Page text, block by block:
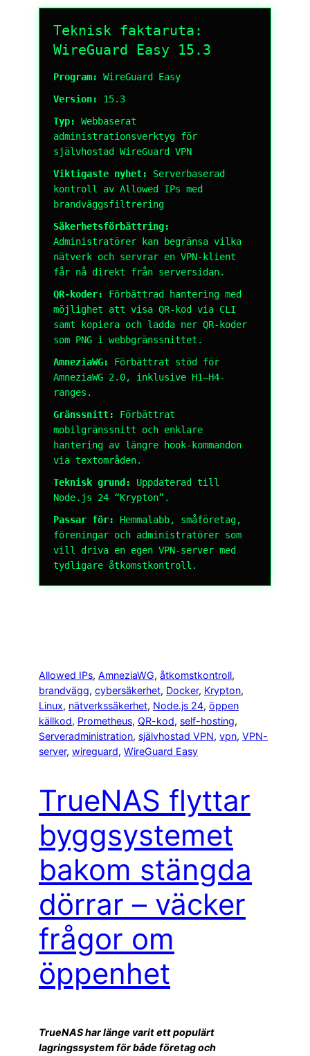
Teknisk faktaruta:
WireGuard Easy 15.3
Program:
WireGuard Easy
Version:
15.3
Typ:
Webbaserat
administrationsverktyg för
självhostad WireGuard VPN
Viktigaste nyhet:
Serverbaserad
kontroll av Allowed IPs med
brandväggsfiltrering
Säkerhetsförbättring:
Administratörer kan begränsa vilka
nätverk och servrar en VPN-klient
får nå direkt från serversidan.
QR-koder:
Förbättrad hantering med
möjlighet att visa QR-kod via CLI
samt kopiera och ladda ner QR-koder
som PNG i webbgränssnittet.
AmneziaWG:
Förbättrat stöd för
AmneziaWG 2.0, inklusive H1–H4-
ranges.
Gränssnitt:
Förbättrat
mobilgränssnitt och enklare
hantering av längre hook-kommandon
via textområden.
Teknisk grund:
Uppdaterad till
Node.js 24 “Krypton”.
Passar för:
Hemmalabb, småföretag,
föreningar och administratörer som
vill driva en egen VPN-server med
tydligare åtkomstkontroll.
Allowed IPs, AmneziaWG, åtkomstkontroll
brandvägg, cybersäkerhet, Docker, Krypton
Linux, nätverkssäkerhet, Node.js 24, öppen
källkod, Prometheus, QR-kod, self-hosting
Serveradministration, självhostad VPN, vpn, VPN-
server, wireguard, WireGuard Easy
TrueNAS flyttar
byggsystemet
bakom stängda
dörrar – väcker
frågor om
öppenhet
TrueNAS har länge varit ett populärt
lagringssystem för både företag och